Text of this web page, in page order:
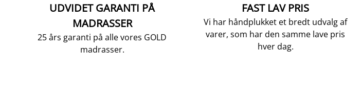
UDVIDET GARANTI PÅ
MADRASSER
25 års garanti på alle vores GOLD
madrasser.
FAST LAV PRIS
Vi har håndplukket et bredt udvalg af
varer, som har den samme lave pris
hver dag.